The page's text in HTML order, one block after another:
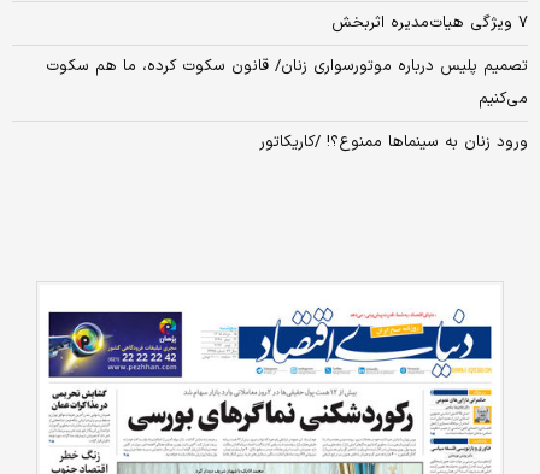
۷ ویژگی هیات‌مدیره اثربخش
تصمیم پلیس درباره موتورسواری زنان/ قانون سکوت کرده، ما هم سکوت
می‌کنیم
ورود زنان به سینماها ممنوع؟! /کاریکاتور